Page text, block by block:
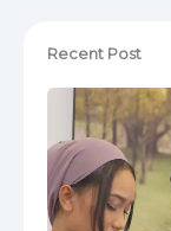
Recent Post